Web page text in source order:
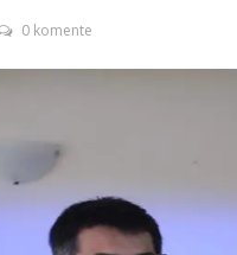
0 komente